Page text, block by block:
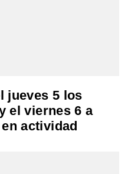
jueves 5 los
el viernes 6 a
actividad